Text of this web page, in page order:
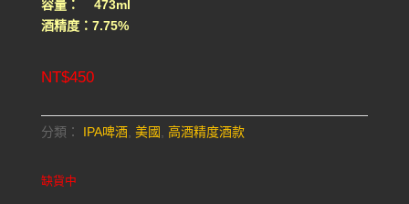
容量： 473ml
酒精度：7.75%
NT$450
分類： IPA啤酒, 美國, 高酒精度酒款
缺貨中